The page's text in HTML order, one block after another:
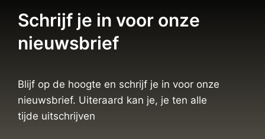
Schrijf je in voor onze
nieuwsbrief
Blijf op de hoogte en schrijf je in voor onze
nieuwsbrief. Uiteraard kan je, je ten alle
tijde uitschrijven